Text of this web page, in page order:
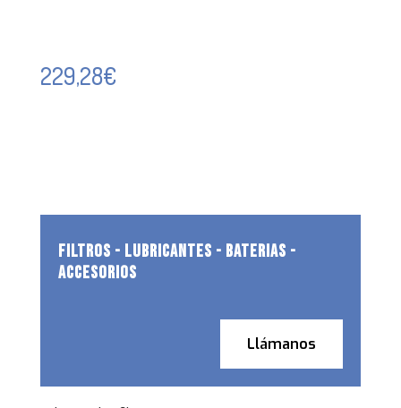
229,28€
FILTROS - LUBRICANTES - BATERIAS -
ACCESORIOS
Llámanos